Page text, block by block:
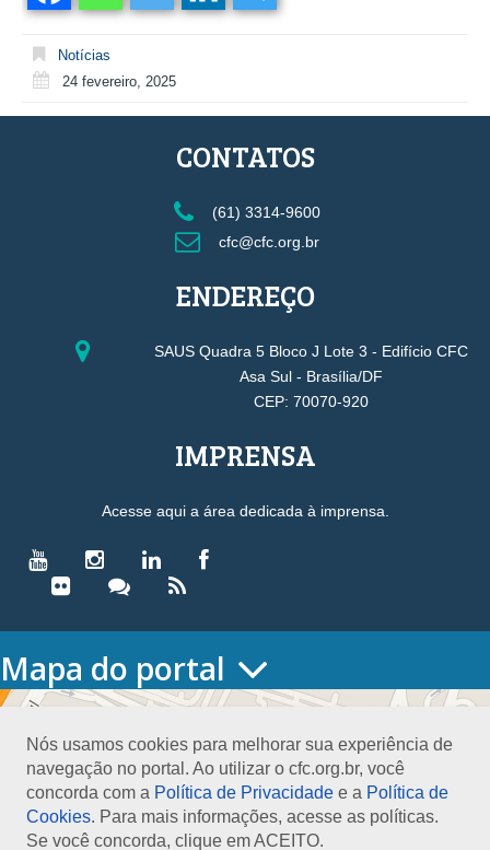
Notícias
24 fevereiro, 2025
Nós usamos cookies para melhorar sua experiência de
navegação no portal. Ao utilizar o cfc.org.br, você
concorda com a Política de Privacidade e a Política de
Cookies. Para mais informações, acesse as políticas.
Se você concorda, clique em ACEITO.
CONTATOS
(61) 3314-9600
cfc@cfc.org.br
ENDEREÇO
SAUS Quadra 5 Bloco J Lote 3 - Edifício CFC
Asa Sul - Brasília/DF
CEP: 70070-920
IMPRENSA
Acesse aqui a área dedicada à imprensa.
Mapa do portal
HOME
Conselho Diretor
Nossa Sede
Planejamento
Organograma
Medalha João Lyra